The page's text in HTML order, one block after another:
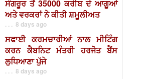
ਸੰਗਰੂਰ ਤੋਂ 35000 ਕਰੀਬ ਦੇ ਆਗੂਆਂ
ਅਤੇ ਵਰਕਰਾਂ ਨੇ ਕੀਤੀ ਸ਼ਮੂਲੀਅਤ
. . . 8 days ago
ਸਫਾਈ ਕਰਮਚਾਰੀਆਂ ਨਾਲ ਮੀਟਿੰਗ
ਕਰਨ ਕੈਬਨਿਟ ਮੰਤਰੀ ਹਰਜੋਤ ਬੈਂਸ
ਲੁਧਿਆਣਾ ਪੁੱਜੇ
. . . 8 days ago